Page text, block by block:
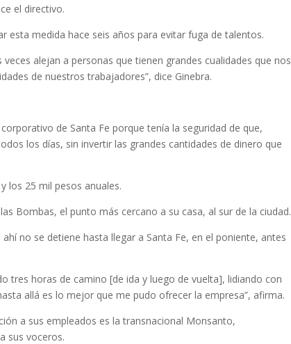
el directivo.
esta medida hace seis años para evitar fuga de talentos.
alejan a personas que tienen grandes cualidades que nos
de nuestros trabajadores”, dice Ginebra.
de Santa Fe porque tenía la seguridad de que,
los días, sin invertir las grandes cantidades de dinero que
los 25 mil pesos anuales.
Bombas, el punto más cercano a su casa, al sur de la ciudad.
no se detiene hasta llegar a Santa Fe, en el poniente, antes
tres horas de camino [de ida y luego de vuelta], lidiando con
allá es lo mejor que me pudo ofrecer la empresa”, afirma.
a sus empleados es la transnacional Monsanto,
sus voceros.